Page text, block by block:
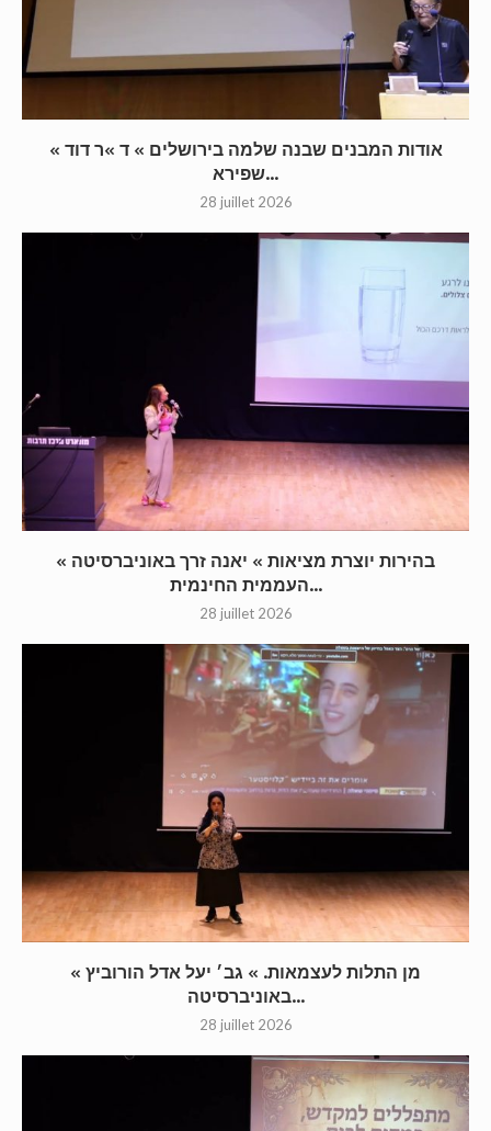
« אודות המבנים שבנה שלמה בירושלים » ד »ר דוד
שפירא...
28 juillet 2026
« בהירות יוצרת מציאות » יאנה זרך באוניברסיטה
העממית החינמית...
28 juillet 2026
« מן התלות לעצמאות. » גב׳ יעל אדל הורוביץ
באוניברסיטה...
28 juillet 2026